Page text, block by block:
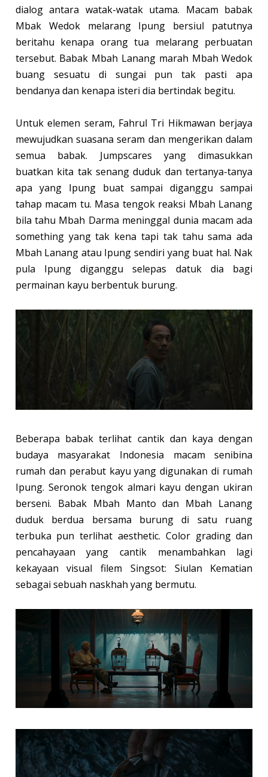
dialog antara watak-watak utama. Macam babak
Mbak Wedok melarang Ipung bersiul patutnya
beritahu kenapa orang tua melarang perbuatan
tersebut. Babak Mbah Lanang marah Mbah Wedok
buang sesuatu di sungai pun tak pasti apa
bendanya dan kenapa isteri dia bertindak begitu.
Untuk elemen seram, Fahrul Tri Hikmawan berjaya
mewujudkan suasana seram dan mengerikan dalam
semua babak. Jumpscares yang dimasukkan
buatkan kita tak senang duduk dan tertanya-tanya
apa yang Ipung buat sampai diganggu sampai
tahap macam tu. Masa tengok reaksi Mbah Lanang
bila tahu Mbah Darma meninggal dunia macam ada
something yang tak kena tapi tak tahu sama ada
Mbah Lanang atau Ipung sendiri yang buat hal. Nak
pula Ipung diganggu selepas datuk dia bagi
permainan kayu berbentuk burung.
Beberapa babak terlihat cantik dan kaya dengan
budaya masyarakat Indonesia macam senibina
rumah dan perabut kayu yang digunakan di rumah
Ipung. Seronok tengok almari kayu dengan ukiran
berseni. Babak Mbah Manto dan Mbah Lanang
duduk berdua bersama burung di satu ruang
terbuka pun terlihat aesthetic. Color grading dan
pencahayaan yang cantik menambahkan lagi
kekayaan visual filem Singsot: Siulan Kematian
sebagai sebuah naskhah yang bermutu.